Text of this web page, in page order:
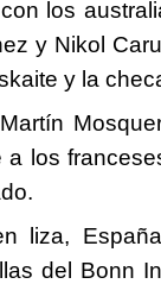
los
y Nikol
y la
los
liza,
del Bonn